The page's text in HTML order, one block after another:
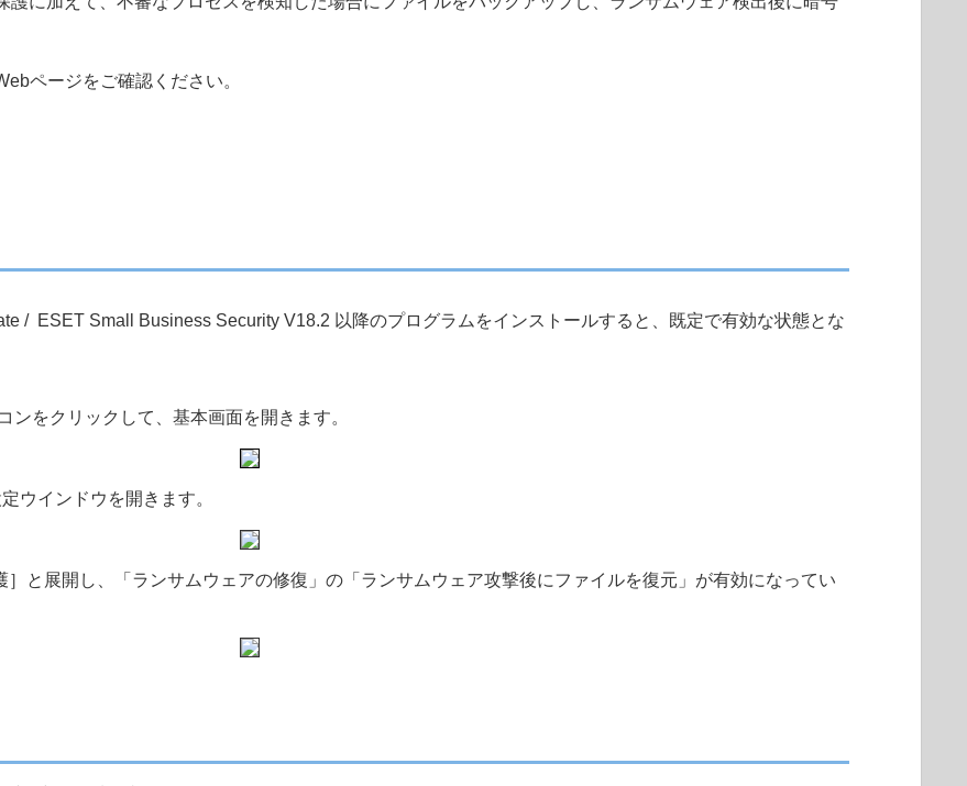
ページをご確認ください。
/ ESET Small Business Security V18.2 以降のプログラムをインストールすると、既定で有効な状態とな
をクリックして、基本画面を開きます。
ウインドウを開きます。
と展開し、「ランサムウェアの修復」の「ランサムウェア攻撃後にファイルを復元」が有効になってい